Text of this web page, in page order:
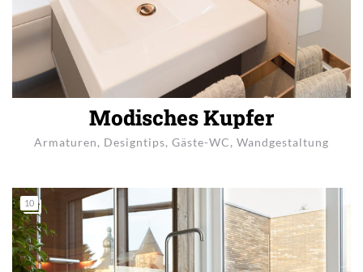
Modisches Kupfer
Armaturen, Designtips, Gäste-WC, Wandgestaltung
10